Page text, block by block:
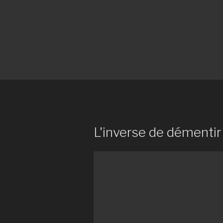
L'inverse de démentir